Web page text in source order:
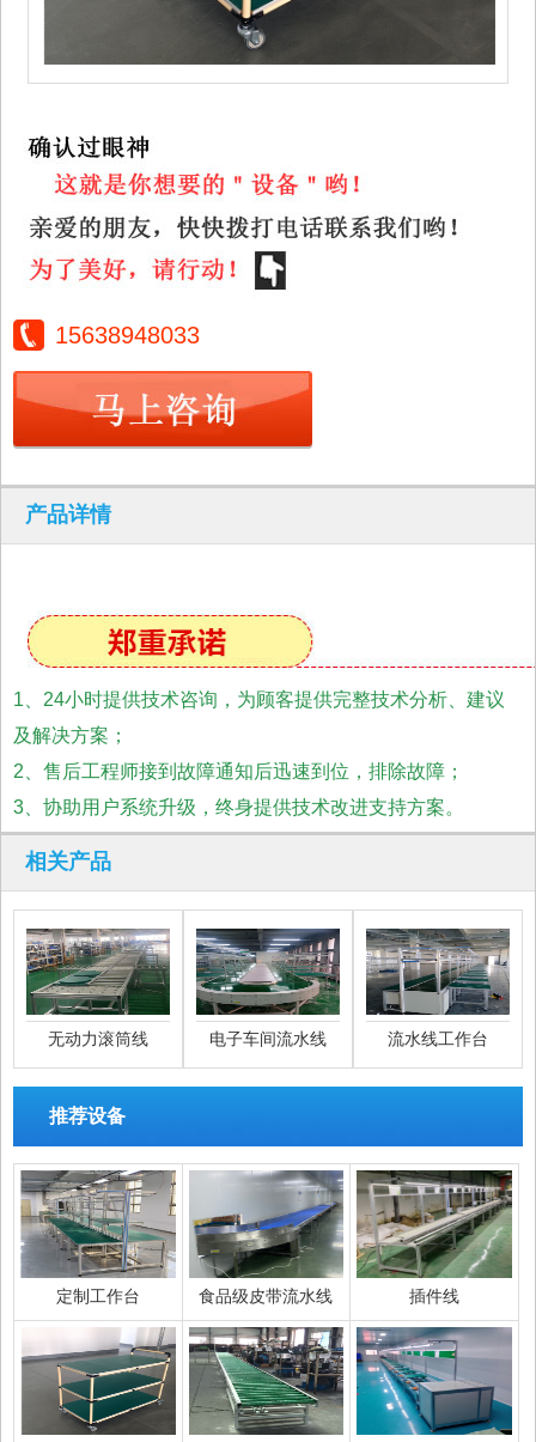
15638948033
产品详情
1、24小时提供技术咨询，为顾客提供完整技术分析、建议
及解决方案；
2、售后工程师接到故障通知后迅速到位，排除故障；
3、协助用户系统升级，终身提供技术改进支持方案。
相关产品
无动力滚筒线 电子车间流水线 流水线工作台
推荐设备
定制工作台 食品级皮带流水线 插件线